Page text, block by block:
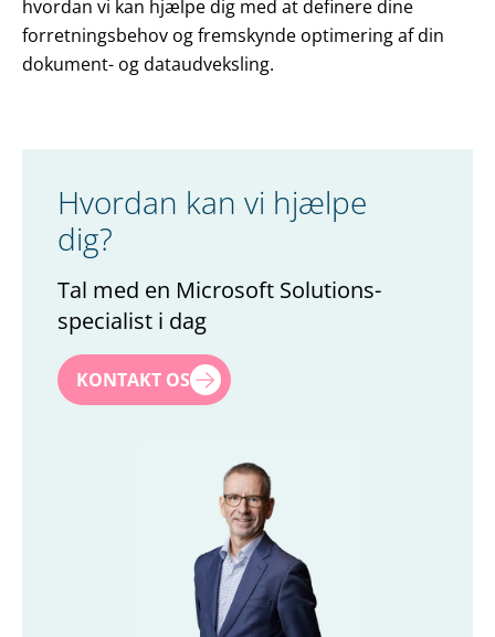
hvordan vi kan hjælpe dig med at definere dine
forretningsbehov og fremskynde optimering af din
dokument- og dataudveksling.
Hvordan kan vi hjælpe
dig?
Tal med en Microsoft Solutions-
specialist i dag
Navn*
KONTAKT OS